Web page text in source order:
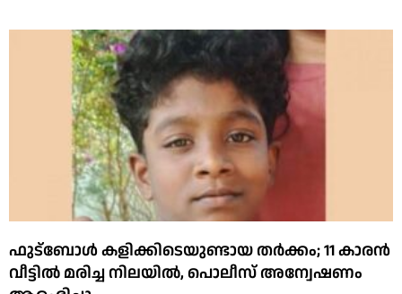
ഫുട്‌ബോള്‍ കളിക്കിടെയുണ്ടായ തര്‍ക്കം; 11 കാരന്‍
വീട്ടില്‍ മരിച്ച നിലയില്‍, പൊലീസ് അന്വേഷണം